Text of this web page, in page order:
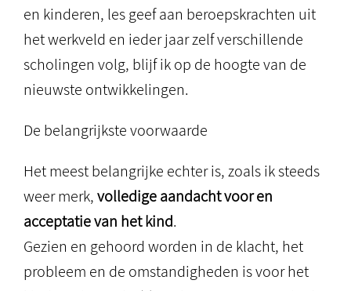
en kinderen, les geef aan beroepskrachten uit
het werkveld en ieder jaar zelf verschillende
scholingen volg, blijf ik op de hoogte van de
nieuwste ontwikkelingen.
De belangrijkste voorwaarde
Het meest belangrijke echter is, zoals ik steeds
weer merk,volledige aandacht voor en
acceptatie van het kind.
Gezien en gehoord worden in de klacht, het
probleem en de omstandigheden is voor het